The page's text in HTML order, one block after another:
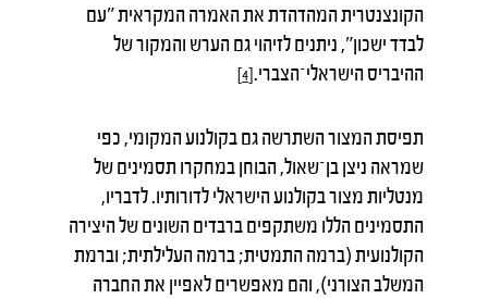
הקונצנטרית המהדהדת את האמרה המקראית "עם
לבדד ישכון", ניתנים לזיהוי גם הערש והמקור של
ההיבריס הישראלי־הצברי.[4]
תפיסת המצור השתרשה גם בקולנוע המקומי, כפי
שמראה ניצן בן־שאול, הבוחן במחקרו תסמינים של
מנטליות מצור בקולנוע הישראלי לדורותיו. לדבריו,
התסמינים הללו משתקפים ברבדים השונים של היצירה
הקולנועית (ברמה התמטית; ברמה העלילתית; וברמת
המשלב הצורני), והם מאפשרים לאפיין את החברה